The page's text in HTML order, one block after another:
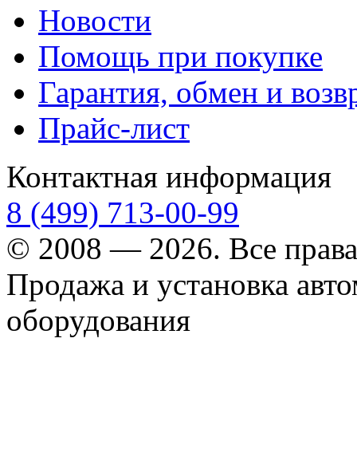
Новости
Помощь при покупке
Гарантия, обмен и
Прайс-лист
Контактная информация
8 (499) 713-00-99
© 2008 — 2026. Все
Продажа и установка
оборудования